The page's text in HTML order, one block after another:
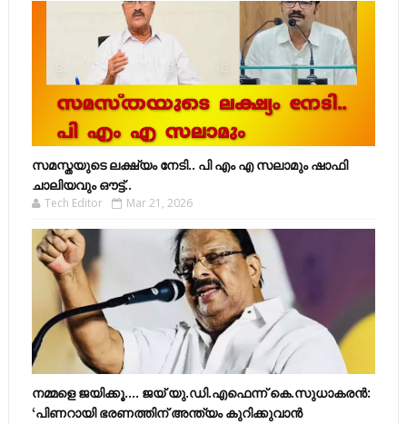
സമസ്തയുടെ ലക്ഷ്യം നേടി.. പി എം എ സലാമും ഷാഫി
ചാലിയവും ഔട്ട്..
Tech Editor Mar 21, 2026
നമ്മളെ ജയിക്കൂ.... ജയ് യു.ഡി.എഫെന്ന് കെ.സുധാകരൻ:
‘പിണറായി ഭരണത്തിന് അന്ത്യം കുറിക്കുവാൻ